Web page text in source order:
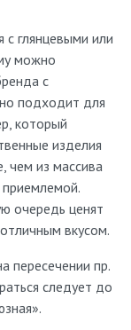
с глянцевыми или
можно
с
подходит для
который
изделия
чем из массива
приемлемой.
очередь ценят
вкусом.
пересечении пр.
следует до